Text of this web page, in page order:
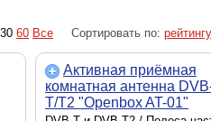
30 60 Все Сортировать по: рейтингу
Активная приёмная
комнатная антенна
T/T2 "Openbox AT-01"